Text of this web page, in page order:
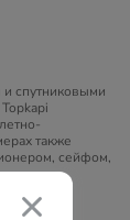
спутниковыми
также
сейфом,